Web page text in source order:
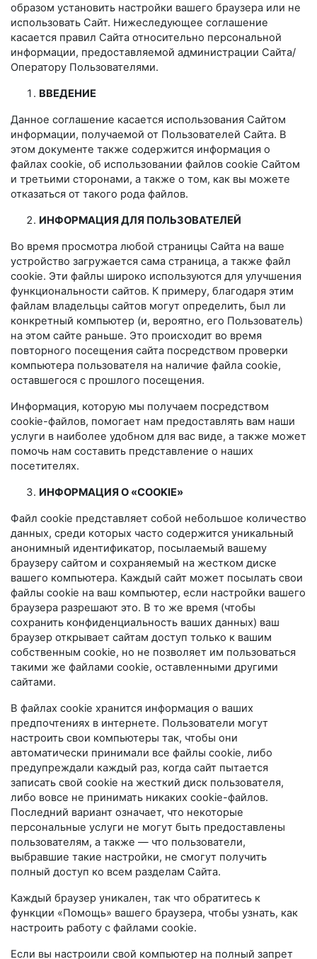
образом установить настройки вашего браузера или не
использовать Сайт. Нижеследующее соглашение
касается правил Сайта относительно персональной
информации, предоставляемой администрации Сайта/
Оператору Пользователями.
ВВЕДЕНИЕ
Данное соглашение касается использования Сайтом
информации, получаемой от Пользователей Сайта. В
этом документе также содержится информация о
файлах cookie, об использовании файлов cookie Сайтом
и третьими сторонами, а также о том, как вы можете
отказаться от такого рода файлов.
ИНФОРМАЦИЯ ДЛЯ ПОЛЬЗОВАТЕЛЕЙ
Во время просмотра любой страницы Сайта на ваше
устройство загружается сама страница, а также файл
cookie. Эти файлы широко используются для улучшения
функциональности сайтов. К примеру, благодаря этим
файлам владельцы сайтов могут определить, был ли
конкретный компьютер (и, вероятно, его Пользователь)
на этом сайте раньше. Это происходит во время
повторного посещения сайта посредством проверки
компьютера пользователя на наличие файла cookie,
оставшегося с прошлого посещения.
Информация, которую мы получаем посредством
cookie-файлов, помогает нам предоставлять вам наши
услуги в наиболее удобном для вас виде, а также может
помочь нам составить представление о наших
посетителях.
ИНФОРМАЦИЯ О «COOKIE»
Файл cookie представляет собой небольшое количество
данных, среди которых часто содержится уникальный
анонимный идентификатор, посылаемый вашему
браузеру сайтом и сохраняемый на жестком диске
вашего компьютера. Каждый сайт может посылать свои
файлы cookie на ваш компьютер, если настройки вашего
браузера разрешают это. В то же время (чтобы
сохранить конфиденциальность ваших данных) ваш
браузер открывает сайтам доступ только к вашим
собственным cookie, но не позволяет им пользоваться
такими же файлами cookie, оставленными другими
сайтами.
В файлах cookie хранится информация о ваших
предпочтениях в интернете. Пользователи могут
настроить свои компьютеры так, чтобы они
автоматически принимали все файлы cookie, либо
предупреждали каждый раз, когда сайт пытается
записать свой cookie на жесткий диск пользователя,
либо вовсе не принимать никаких cookie-файлов.
Последний вариант означает, что некоторые
персональные услуги не могут быть предоставлены
пользователям, а также — что пользователи,
выбравшие такие настройки, не смогут получить
полный доступ ко всем разделам Сайта.
Каждый браузер уникален, так что обратитесь к
функции «Помощь» вашего браузера, чтобы узнать, как
настроить работу с файлами cookie.
Если вы настроили свой компьютер на полный запрет